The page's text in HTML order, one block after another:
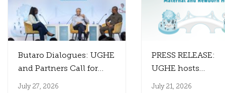
Butaro Dialogues: UGHE
and Partners Call for
Innovation That
July 27, 2026
PRESS RELEASE:
UGHE hosts
the Inaugural Paul
July 21, 2026